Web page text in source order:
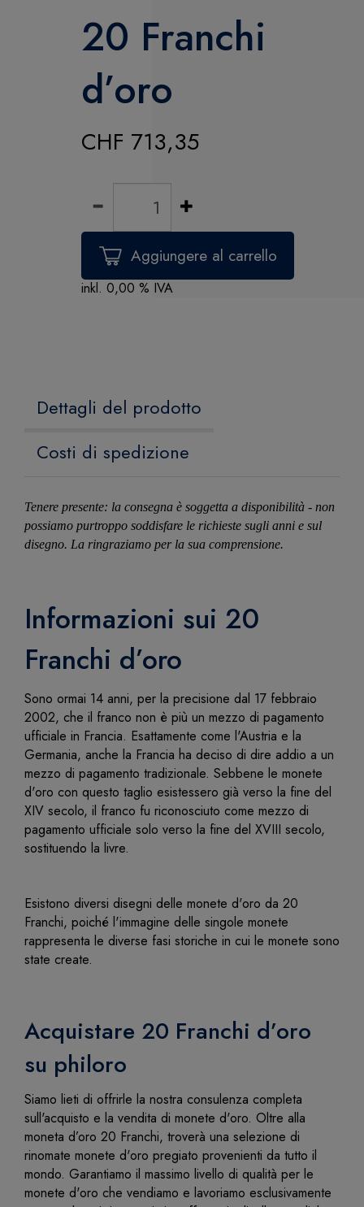
20 Franchi
d’oro
CHF 713,35
inkl. 0,00 % IVA
Dettagli del prodotto
Costi di spedizione
Tenere presente: la consegna è soggetta a disponibilità - non
possiamo purtroppo soddisfare le richieste sugli anni e sul
disegno. La ringraziamo per la sua comprensione.
Informazioni sui 20
Franchi d’oro
Sono ormai 14 anni, per la precisione dal 17 febbraio
2002, che il franco non è più un mezzo di pagamento
ufficiale in Francia. Esattamente come l'Austria e la
Germania, anche la Francia ha deciso di dire addio a un
mezzo di pagamento tradizionale. Sebbene le monete
d'oro con questo taglio esistessero già verso la fine del
XIV secolo, il franco fu riconosciuto come mezzo di
pagamento ufficiale solo verso la fine del XVIII secolo,
sostituendo la livre.
Esistono diversi disegni delle monete d'oro da 20
Franchi, poiché l'immagine delle singole monete
rappresenta le diverse fasi storiche in cui le monete sono
state create.
Acquistare 20 Franchi d’oro
su philoro
Siamo lieti di offrirle la nostra consulenza completa
sull'acquisto e la vendita di monete d'oro. Oltre alla
moneta d’oro 20 Franchi, troverà una selezione di
rinomate monete d'oro pregiato provenienti da tutto il
mondo. Garantiamo il massimo livello di qualità per le
monete d'oro che vendiamo e lavoriamo esclusivamente